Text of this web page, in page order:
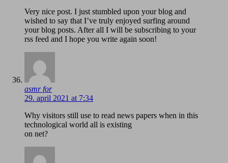
Very nice post. I just stumbled upon your blog and
wished to say that I’ve truly enjoyed surfing around
your blog posts. After all I will be subscribing to your
rss feed and I hope you write again soon!
asmr for
29. april 2021 at 7:34
Why visitors still use to read news papers when in this
technological world all is existing
on net?